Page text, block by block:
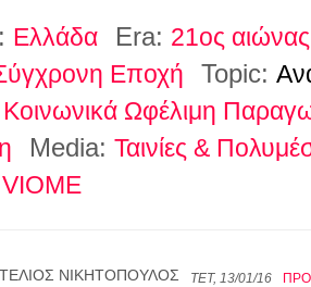
Ελλάδα Era: 21ος
Εποχή
Topic:
Κοινωνικά Ωφέλιμη
Media: Ταινίες &
VIOME
ΝΙΚΗΤΌΠΟΥΛΟΣ ΤΕΤ, 13/01/16